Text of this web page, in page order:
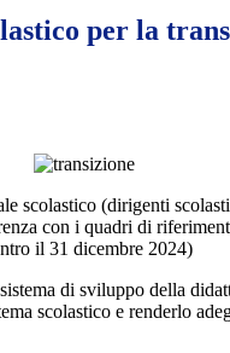
per la
scolastico (dirigenti
con i quadri di
il 31 dicembre 2024)
di sviluppo della
scolastico e renderlo